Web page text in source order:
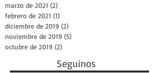
marzo de 2021 (2)
febrero de 2021 (1)
diciembre de 2019 (2)
noviembre de 2019 (5)
octubre de 2019 (2)
Seguinos